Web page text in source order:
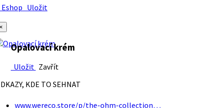
Uložit
Opalovací krém
Uložit Zavřít
KDE TO SEHNAT
www.wereco.store/p/the-ohm-collection…